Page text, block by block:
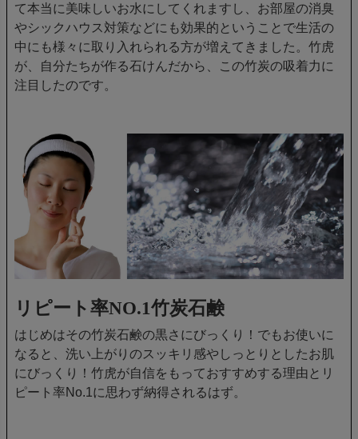
て本当に美味しいお水にしてくれますし、お部屋の消臭
やシックハウス対策などにも効果的ということで生活の
中にも様々に取り入れられる方が増えてきました。竹虎
が、自分たちが作る石けんだから、この竹炭の吸着力に
注目したのです。
リピート率NO.1竹炭石鹸
はじめはその竹炭石鹸の黒さにびっくり！でもお使いに
なると、洗い上がりのスッキリ感やしっとりとしたお肌
にびっくり！竹虎が自信をもっておすすめする理由とリ
ピート率No.1に思わず納得されるはず。